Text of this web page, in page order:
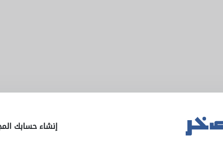
إنشاء حسابك